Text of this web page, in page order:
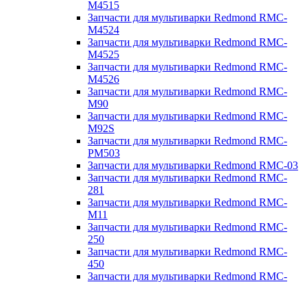
M4515
Запчасти для мультиварки Redmond RMC-
M4524
Запчасти для мультиварки Redmond RMC-
M4525
Запчасти для мультиварки Redmond RMC-
M4526
Запчасти для мультиварки Redmond RMC-
M90
Запчасти для мультиварки Redmond RMC-
M92S
Запчасти для мультиварки Redmond RMC-
PM503
Запчасти для мультиварки Redmond RMC-03
Запчасти для мультиварки Redmond RMC-
281
Запчасти для мультиварки Redmond RMC-
M11
Запчасти для мультиварки Redmond RMC-
250
Запчасти для мультиварки Redmond RMC-
450
Запчасти для мультиварки Redmond RMC-